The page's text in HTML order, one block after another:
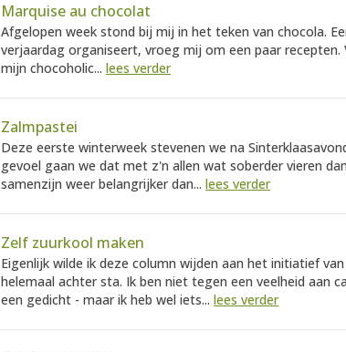
Marquise au chocolat
Afgelopen week stond bij mij in het teken van chocola.
verjaardag organiseert, vroeg mij om een paar
mijn chocoholic... lees verder
Zalmpastei
Deze eerste winterweek stevenen we na
gevoel gaan we dat met z'n allen wat soberder vieren
samenzijn weer belangrijker dan... lees verder
Zelf zuurkool maken
Eigenlijk wilde ik deze column wijden aan het initiatief
helemaal achter sta. Ik ben niet tegen een veelheid aan
een gedicht - maar ik heb wel iets... lees verder